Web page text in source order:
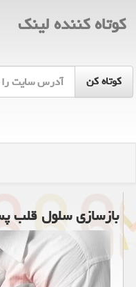
كوتاه كننده لینك
بازسازی سلول قلب